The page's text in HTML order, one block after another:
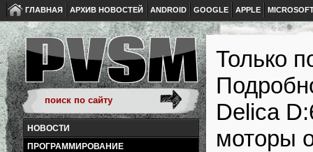
ГЛАВНАЯ АРХИВ НОВОСТЕЙ ANDROID GOOGLE APPLE
НОВОСТИ
ПРОГРАММИРОВАНИЕ
Только
Delica
моторы